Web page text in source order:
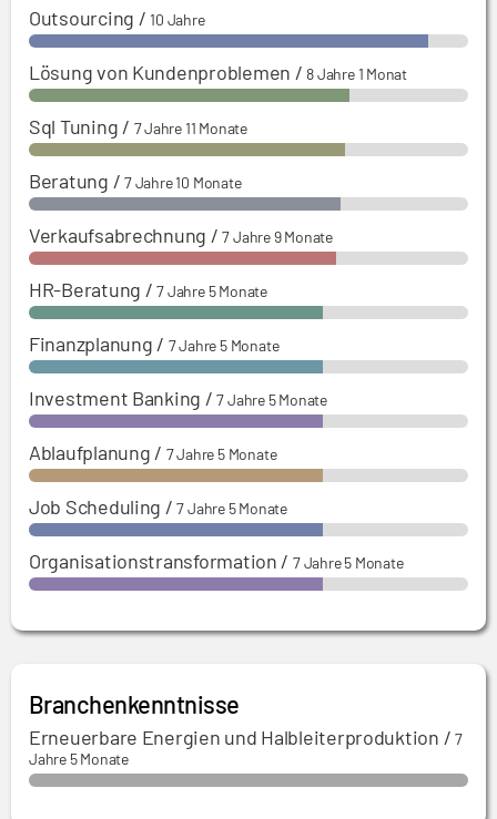
Outsourcing /10 Jahre
Lösung von Kundenproblemen /8 Jahre 1 Monat
Sql Tuning / 7 Jahre 11 Monate
Beratung /7 Jahre 10 Monate
Verkaufsabrechnung /7 Jahre 9 Monate
HR-Beratung /7 Jahre 5 Monate
Finanzplanung / 7 Jahre 5 Monate
Investment Banking /7 Jahre 5 Monate
Ablaufplanung / 7 Jahre 5 Monate
Job Scheduling /7 Jahre 5 Monate
Organisationstransformation / 7 Jahre 5 Monate
Branchenkenntnisse
Erneuerbare Energien und Halbleiterproduktion /7
Jahre 5 Monate